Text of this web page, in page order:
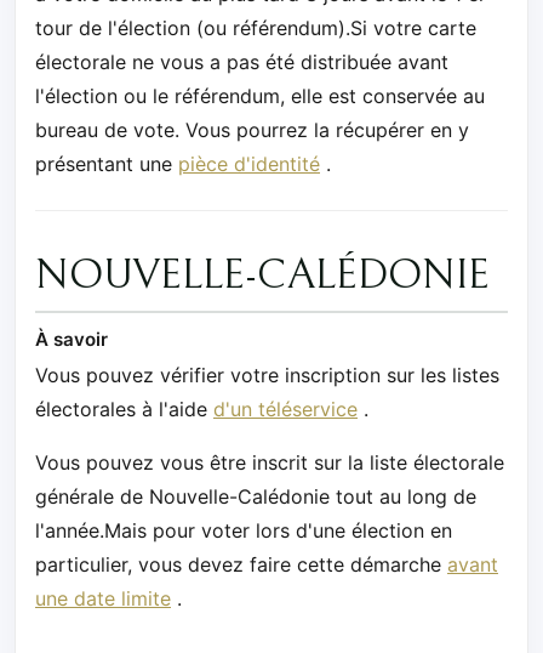
tour de l'élection (ou référendum).Si votre carte
électorale ne vous a pas été distribuée avant
l'élection ou le référendum, elle est conservée au
bureau de vote. Vous pourrez la récupérer en y
présentant une pièce d'identité .
NOUVELLE-CALÉDONIE
À savoir
Vous pouvez vérifier votre inscription sur les listes
électorales à l'aide d'un téléservice .
Vous pouvez vous être inscrit sur la liste électorale
générale de Nouvelle-Calédonie tout au long de
l'année.Mais pour voter lors d'une élection en
particulier, vous devez faire cette démarche avant
une date limite .